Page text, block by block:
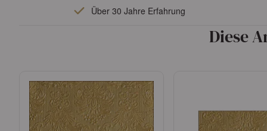
Konto beantragen Konto
Über 30 Jahre Erfahrung
Diese